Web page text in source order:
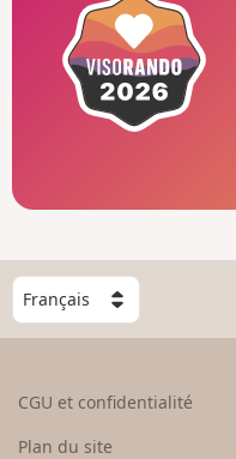
C
o
CGU et confidentialité
Plan du site